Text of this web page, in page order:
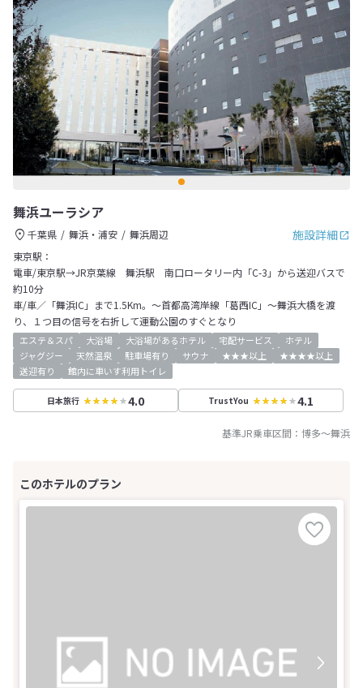
舞浜ユーラシア
施設詳細
千葉県 舞浜・浦安
舞浜周辺
東京駅：
電車/東京駅→JR京葉線 舞浜駅 南口ロータリー内「C-3」から送迎バスで
約10分
車/車／「舞浜IC」まで1.5Km。～首都高湾岸線「葛西IC」～舞浜大橋を渡
り、１つ目の信号を右折して運動公園のすぐとなり
エステ＆スパ 大浴場 大浴場があるホテル 宅配サービス
ホテル
ジャグジー
天然温泉 駐車場有り サウナ ★★★以上
★★★★以上
送迎有り
館内に車いす利用トイレ
日本旅行 4.0 TrustYou 4.1
基準JR乗車区間： 博多～舞浜